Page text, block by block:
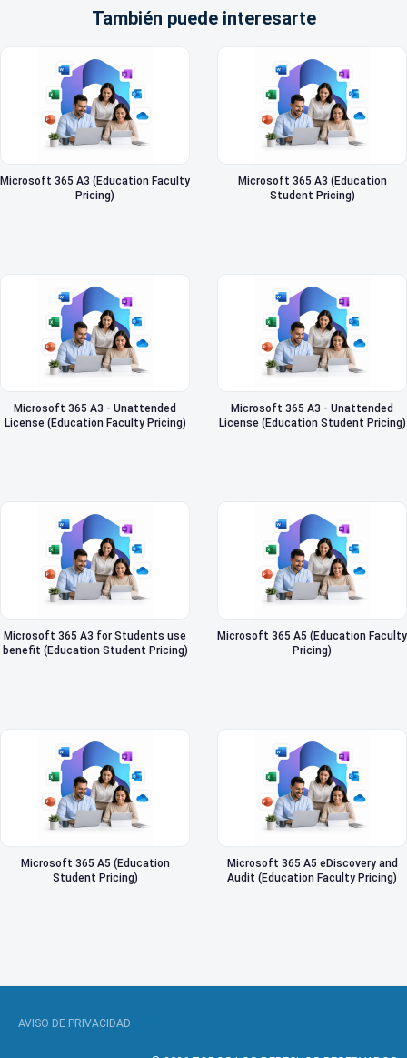
También puede interesarte
Microsoft 365 A3 (Education Faculty
Pricing)
Microsoft 365 A3 (Education
Student Pricing)
Microsoft 365 A3 - Unattended
License (Education Faculty Pricing)
Microsoft 365 A3 - Unattended
License (Education Student Pricing)
Microsoft 365 A3 for Students use
benefit (Education Student Pricing)
Microsoft 365 A5 (Education Faculty
Pricing)
Microsoft 365 A5 (Education
Student Pricing)
Microsoft 365 A5 eDiscovery and
Audit (Education Faculty Pricing)
AVISO DE PRIVACIDAD